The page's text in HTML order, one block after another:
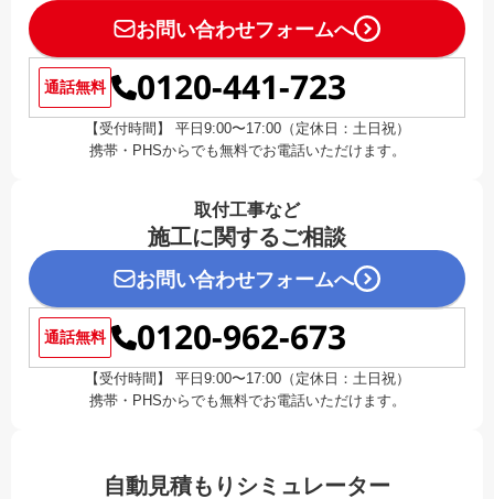
お問い合わせフォームへ
通話無料 0120-441-723
【受付時間】 平日9:00〜17:00（定休日：土日祝）
携帯・PHSからでも無料でお電話いただけます。
取付工事など
施工に関するご相談
お問い合わせフォームへ
通話無料 0120-962-673
【受付時間】 平日9:00〜17:00（定休日：土日祝）
携帯・PHSからでも無料でお電話いただけます。
自動見積もりシミュレーター